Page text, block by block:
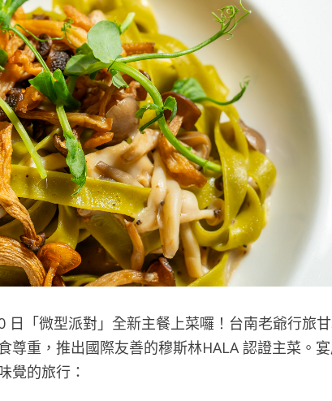
日「微型派對」全新主餐上菜囉！台南老爺行旅
尊重，推出國際友善的穆斯林HALA 認證主菜。
覺的旅行：